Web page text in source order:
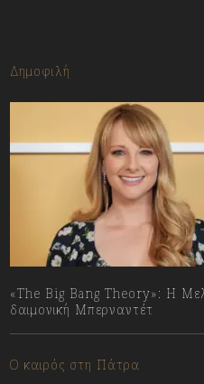
Δημοφιλή
«The Big Bang Theory»: Η
δαιμονική Μπερναντέτ
Ο καιρός στη Πάτρα